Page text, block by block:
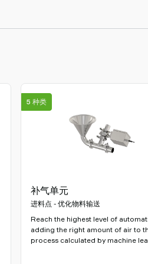
补气单元
进料点 - 优化物料输送
Reach the highest level of
adding the right amount of air to
process calculated by machine
5 种类